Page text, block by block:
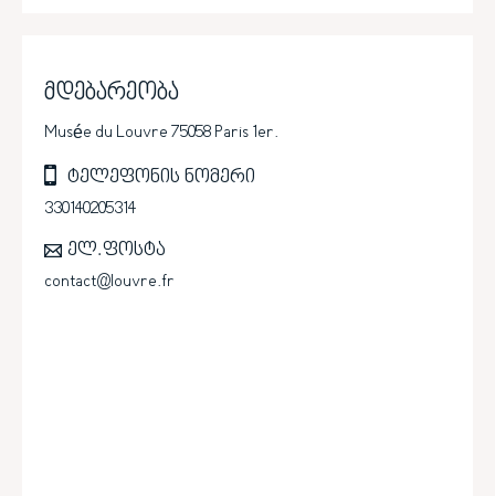
მდებარეობა
Musée du Louvre 75058 Paris 1er.
ტელეფონის ნომერი
330140205314
ელ.ფოსტა
contact@louvre.fr